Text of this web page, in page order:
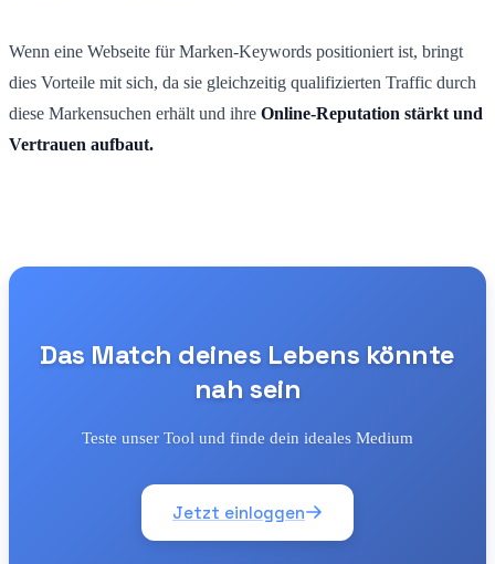
Wenn eine Webseite für Marken-Keywords positioniert ist, bringt
dies Vorteile mit sich, da sie gleichzeitig qualifizierten Traffic durch
diese Markensuchen erhält und ihre Online-Reputation stärkt und
Vertrauen aufbaut.
Das Match deines Lebens könnte
nah sein
Teste unser Tool und finde dein ideales Medium
Jetzt einloggen